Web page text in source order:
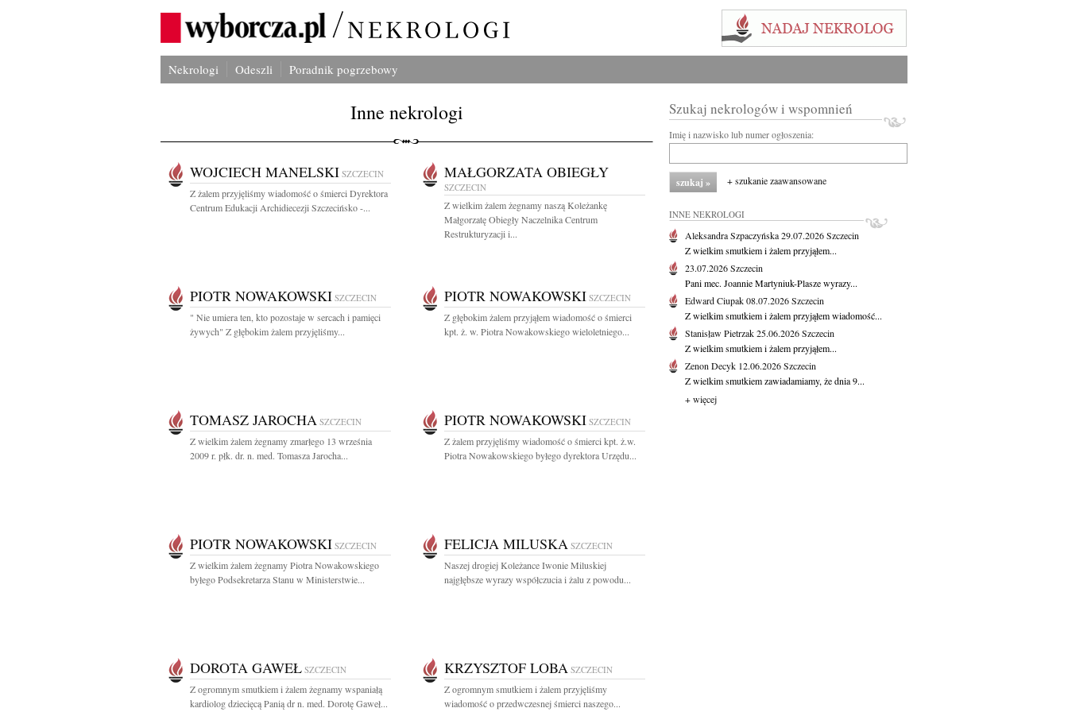
Nekrologi Odeszli Poradnik pogrzebowy
Inne nekrologi
WOJCIECH MANELSKI SZCZECIN
Z żalem przyjęliśmy wiadomość o śmierci Dyrektora
Centrum Edukacji Archidiecezji Szczecińsko -...
MAŁGORZATA OBIEGŁY
SZCZECIN
Z wielkim żalem żegnamy naszą Koleżankę
Małgorzatę Obiegły Naczelnika Centrum
Restrukturyzacji i...
PIOTR NOWAKOWSKI SZCZECIN
" Nie umiera ten, kto pozostaje w sercach i pamięci
żywych" Z głębokim żalem przyjęliśmy...
PIOTR NOWAKOWSKI SZCZECIN
Z głębokim żalem przyjąłem wiadomość o śmierci
kpt. ż. w. Piotra Nowakowskiego wieloletniego...
TOMASZ JAROCHA SZCZECIN
Z wielkim żalem żegnamy zmarłego 13 września
2009 r. płk. dr. n. med. Tomasza Jarocha...
PIOTR NOWAKOWSKI SZCZECIN
Z żalem przyjęliśmy wiadomość o śmierci kpt. ż.w.
Piotra Nowakowskiego byłego dyrektora Urzędu...
PIOTR NOWAKOWSKI SZCZECIN
Z wielkim żalem żegnamy Piotra Nowakowskiego
byłego Podsekretarza Stanu w Ministerstwie...
FELICJA MILUSKA SZCZECIN
Naszej drogiej Koleżance Iwonie Miluskiej
najgłębsze wyrazy współczucia i żalu z powodu...
DOROTA GAWEŁ SZCZECIN
Z ogromnym smutkiem i żalem żegnamy wspaniałą
kardiolog dziecięcą Panią dr n. med. Dorotę Gaweł...
KRZYSZTOF LOBA SZCZECIN
Z ogromnym smutkiem i żalem przyjęliśmy
wiadomość o przedwczesnej śmierci naszego...
Szukaj nekrologów i wspomnień
Imię i nazwisko lub numer ogłoszenia:
+ szukanie zaawansowane
INNE NEKROLOGI
Aleksandra Szpaczyńska29.07.2026Szczecin
Z wielkim smutkiem i żalem przyjąłem...
23.07.2026Szczecin
Pani mec. Joannie Martyniuk-Plasze wyrazy...
Edward Ciupak08.07.2026Szczecin
Z wielkim smutkiem i żalem przyjąłem wiadomość...
Stanisław Pietrzak25.06.2026Szczecin
Z wielkim smutkiem i żalem przyjąłem...
Zenon Decyk 12.06.2026Szczecin
Z wielkim smutkiem zawiadamiamy, że dnia 9...
+ więcej